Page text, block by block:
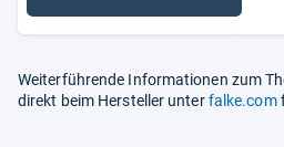
Weiterführende Informationen zum
direkt beim Hersteller unterfalke.com